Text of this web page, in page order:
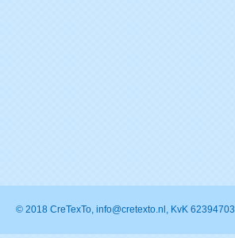
© 2018 CreTexTo, info@cretexto.nl, KvK 62394703